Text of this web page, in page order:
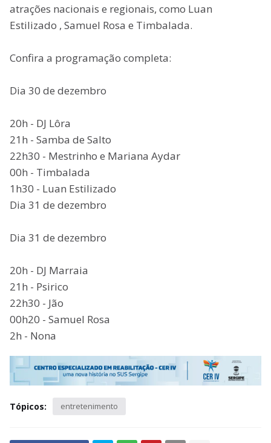
atrações nacionais e regionais, como Luan
Estilizado , Samuel Rosa e Timbalada.
Confira a programação completa:
Dia 30 de dezembro
20h - DJ Lôra
21h - Samba de Salto
22h30 - Mestrinho e Mariana Aydar
00h - Timbalada
1h30 - Luan Estilizado
Dia 31 de dezembro
Dia 31 de dezembro
20h - DJ Marraia
21h - Psirico
22h30 - Jão
00h20 - Samuel Rosa
2h - Nona
Tópicos: entretenimento